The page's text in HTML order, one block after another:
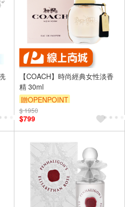
【COACH】時尚經典女性淡香
精 30ml
贈OPENPOINT
訂單滿 2000 元折抵 100元
（運費不算在 2000 元的範圍
內）
$ 1950
$799